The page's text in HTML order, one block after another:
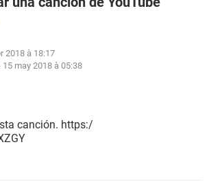
2018 à 18:17
15 may 2018 à 05:38
canción. https:/